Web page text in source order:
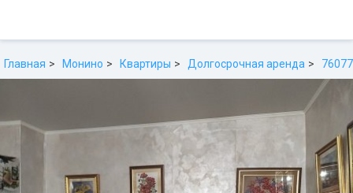
Главная Монино Квартиры Долгосрочная аренда